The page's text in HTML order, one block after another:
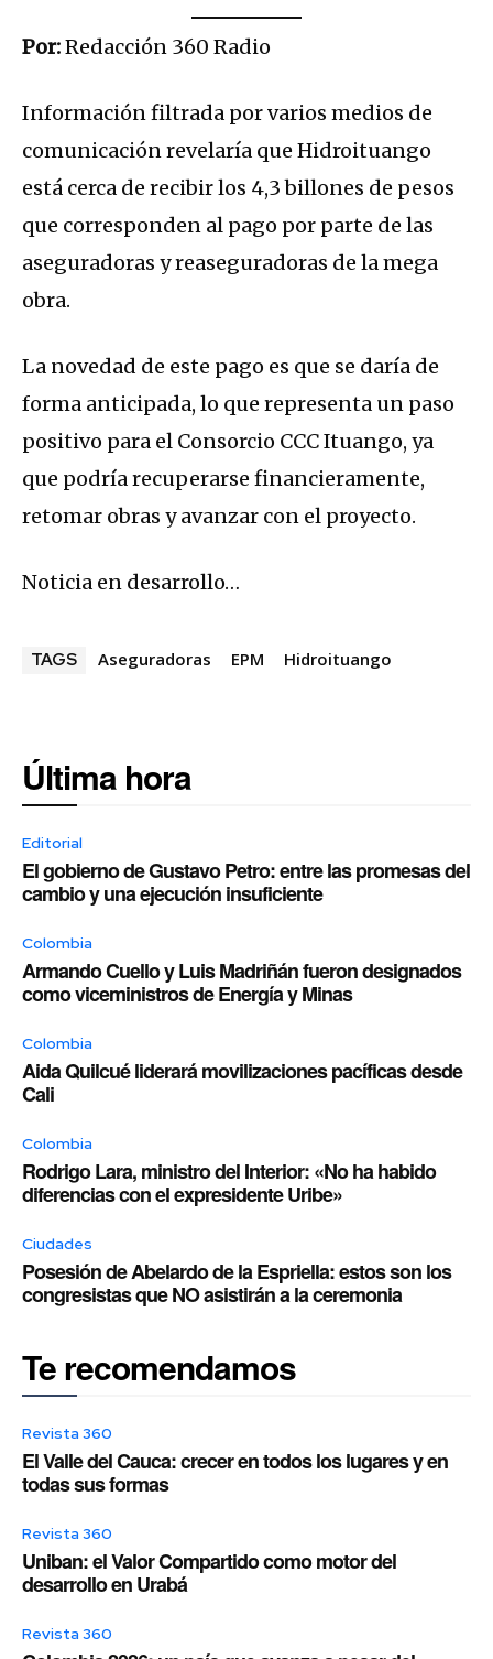
Por:Redacción 360 Radio
Información filtrada por varios medios de
comunicación revelaría que Hidroituango
está cerca de recibir los 4,3 billones de pesos
que corresponden al pago por parte de las
aseguradoras y reaseguradoras de la mega
obra.
La novedad de este pago es que se daría de
forma anticipada, lo que representa un paso
positivo para el Consorcio CCC Ituango, ya
que podría recuperarse financieramente,
retomar obras y avanzar con el proyecto.
Noticia en desarrollo…
TAGS Aseguradoras EPM Hidroituango
Última hora
Editorial
El gobierno de Gustavo Petro: entre las promesas del
cambio y una ejecución insuficiente
Colombia
Armando Cuello y Luis Madriñán fueron designados
como viceministros de Energía y Minas
Colombia
Aida Quilcué liderará movilizaciones pacíficas desde
Cali
Colombia
Rodrigo Lara, ministro del Interior: «No ha habido
diferencias con el expresidente Uribe»
Ciudades
Posesión de Abelardo de la Espriella: estos son los
congresistas que NO asistirán a la ceremonia
Te recomendamos
Revista 360
El Valle del Cauca: crecer en todos los lugares y en
todas sus formas
Revista 360
Uniban: el Valor Compartido como motor del
desarrollo en Urabá
Revista 360